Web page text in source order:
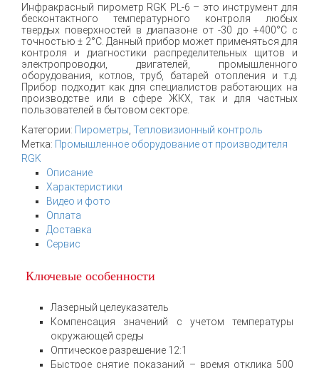
Инфракрасный пирометр RGK PL-6 – это инструмент для
бесконтактного температурного контроля любых
твердых поверхностей в диапазоне от -30 до +400°C с
точностью ± 2°C. Данный прибор может применяться для
контроля и диагностики распределительных щитов и
электропроводки, двигателей, промышленного
оборудования, котлов, труб, батарей отопления и т.д.
Прибор подходит как для специалистов работающих на
производстве или в сфере ЖКХ, так и для частных
пользователей в бытовом секторе.
Категории: Пирометры Тепловизионный контроль
Метка: Промышленное оборудование от производителя
RGK
Описание
Характеристики
Видео и фото
Оплата
Доставка
Сервис
Ключевые особенности
Лазерный целеуказатель
Компенсация значений с учетом температуры
окружающей среды
Оптическое разрешение 12:1
Быстрое снятие показаний – время отклика 500